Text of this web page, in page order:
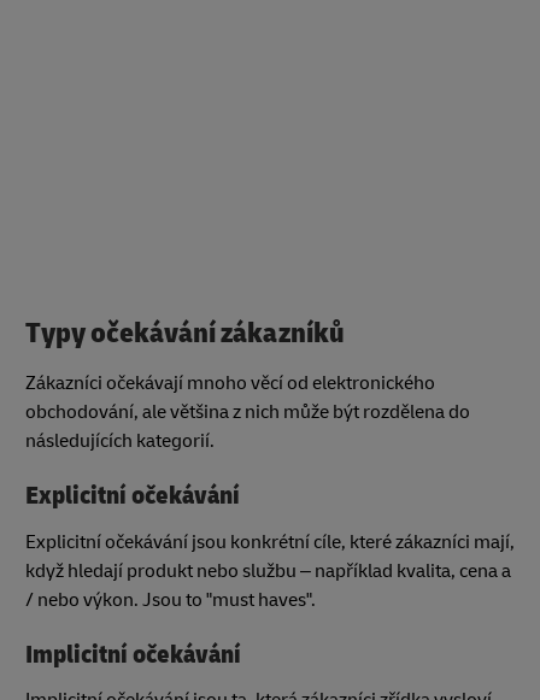
Typy očekávání zákazníků
Zákazníci očekávají mnoho věcí od elektronického
obchodování, ale většina z nich může být rozdělena do
následujících kategorií.
Explicitní očekávání
Explicitní očekávání jsou konkrétní cíle, které zákazníci mají,
když hledají produkt nebo službu – například kvalita, cena a
/ nebo výkon. Jsou to "must haves".
Implicitní očekávání